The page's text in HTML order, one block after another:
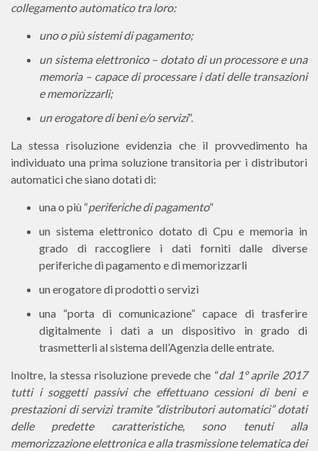
collegamento automatico tra loro:
uno o più sistemi di pagamento;
un sistema elettronico – dotato di un processore e una
memoria – capace di processare i dati delle transazioni
e memorizzarli;
un erogatore di beni e/o servizi”.
La stessa risoluzione evidenzia che il provvedimento ha
individuato una prima soluzione transitoria per i distributori
automatici che siano dotati di:
una o più “periferiche di pagamento“
un sistema elettronico dotato di Cpu e memoria in
grado di raccogliere i dati forniti dalle diverse
periferiche di pagamento e di memorizzarli
un erogatore di prodotti o servizi
una “porta di comunicazione” capace di trasferire
digitalmente i dati a un dispositivo in grado di
trasmetterli al sistema dell’Agenzia delle entrate.
Inoltre, la stessa risoluzione prevede che “dal 1° aprile 2017
tutti i soggetti passivi che effettuano cessioni di beni e
prestazioni di servizi tramite “distributori automatici” dotati
delle predette caratteristiche, sono tenuti alla
memorizzazione elettronica e alla trasmissione telematica dei